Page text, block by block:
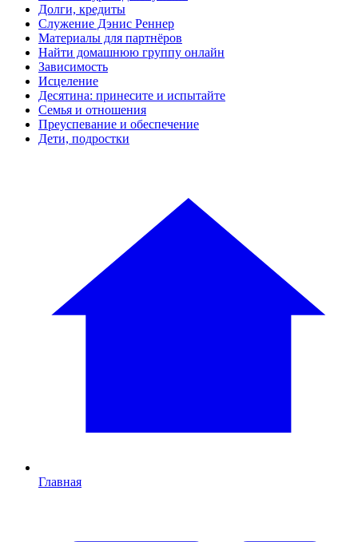
Долги, кредиты
Служение Дэнис Реннер
Материалы для партнёров
Найти домашнюю группу онлайн
Зависимость
Исцеление
Десятина: принесите и испытайте
Семья и отношения
Преуспевание и обеспечение
Дети, подростки
Главная